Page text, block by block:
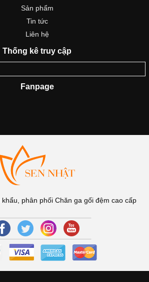
Sản phẩm
Tin tức
Liên hệ
Thống kê truy cập
Fanpage
phân phối Chăn ga gối đệm cao cấp